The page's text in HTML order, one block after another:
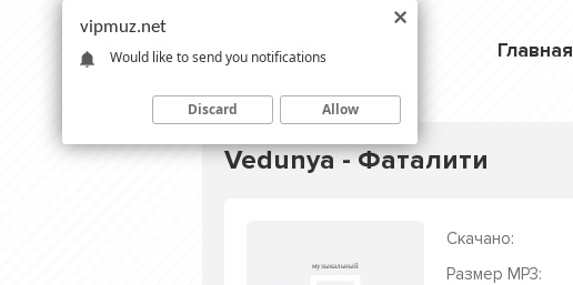
Главная
Vedunya - Фаталити
Скачано:
Размер MP3:
vipmuz.net
Would like to send you notifications
Discard Allow